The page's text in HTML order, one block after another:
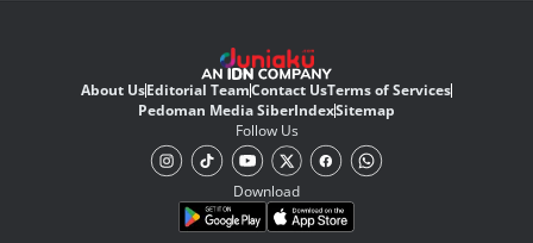
About UsEditorial TeamContact UsTerms of Services
Pedoman Media SiberIndexSitemap
Follow Us
Download